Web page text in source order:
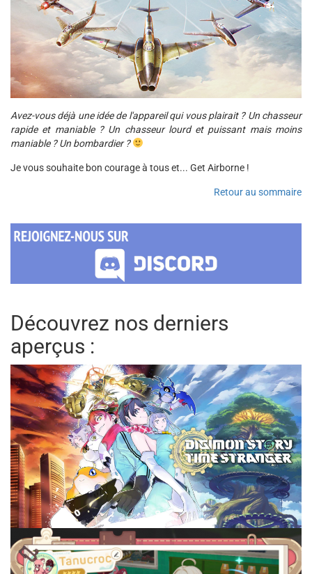
Avez-vous déjà une idée de l'appareil qui vous plairait ? Un chasseur
rapide et maniable ? Un chasseur lourd et puissant mais moins
maniable ? Un bombardier ?
Je vous souhaite bon courage à tous et... Get Airborne !
Retour au sommaire
Découvrez nos derniers
aperçus :